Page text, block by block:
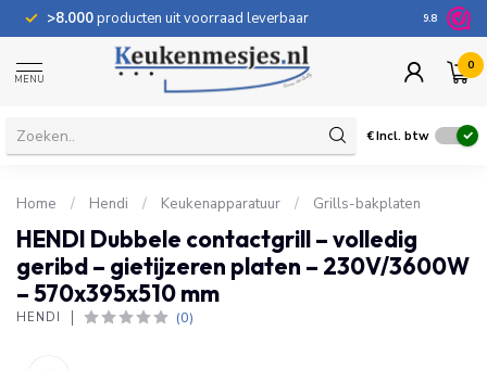
>8.000producten uit voorraad leverbaar 100
9.8
MENU
0
€Incl. btw
Home / Hendi / Keukenapparatuur / Grills-bakplaten
HENDI Dubbele contactgrill – volledig
geribd – gietijzeren platen – 230V/3600W
– 570x395x510 mm
HENDI (0)